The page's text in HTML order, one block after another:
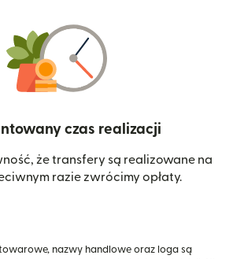
czas realizacji
że transfery są realizowane na
razie zwrócimy opłaty.
nazwy handlowe oraz loga są